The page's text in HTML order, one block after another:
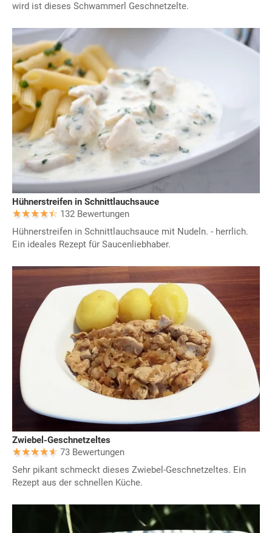
wird ist dieses Schwammerl Geschnetzelte.
Hühnerstreifen in Schnittlauchsauce
132 Bewertungen
Hühnerstreifen in Schnittlauchsauce mit Nudeln. - herrlich.
Ein ideales Rezept für Saucenliebhaber.
Zwiebel-Geschnetzeltes
73 Bewertungen
Sehr pikant schmeckt dieses Zwiebel-Geschnetzeltes. Ein
Rezept aus der schnellen Küche.